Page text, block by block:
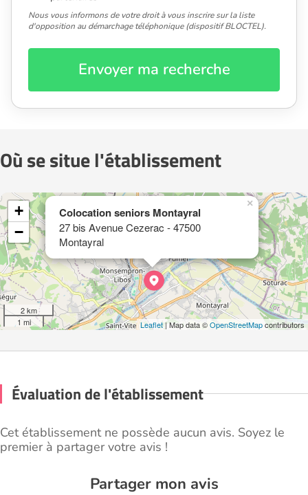
Nous vous informons de votre droit à vous inscrire sur la liste
d'opposition au démarchage téléphonique (dispositif BLOCTEL).
Envoyer ma recherche
Où se situe l'établissement
Colocation seniors Montayral
27 bis Avenue Cezerac - 47500
Montayral
×
+
−
2 km
1 mi
Leaflet | Map data ©OpenStreetMapcontributors
Évaluation de l'établissement
Cet établissement ne possède aucun avis. Soyez le
premier à partager votre avis !
Partager mon avis